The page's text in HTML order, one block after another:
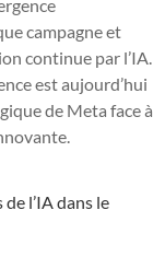
campagne et
continue par l’IA.
est aujourd’hui
de Meta face à
l’IA dans le